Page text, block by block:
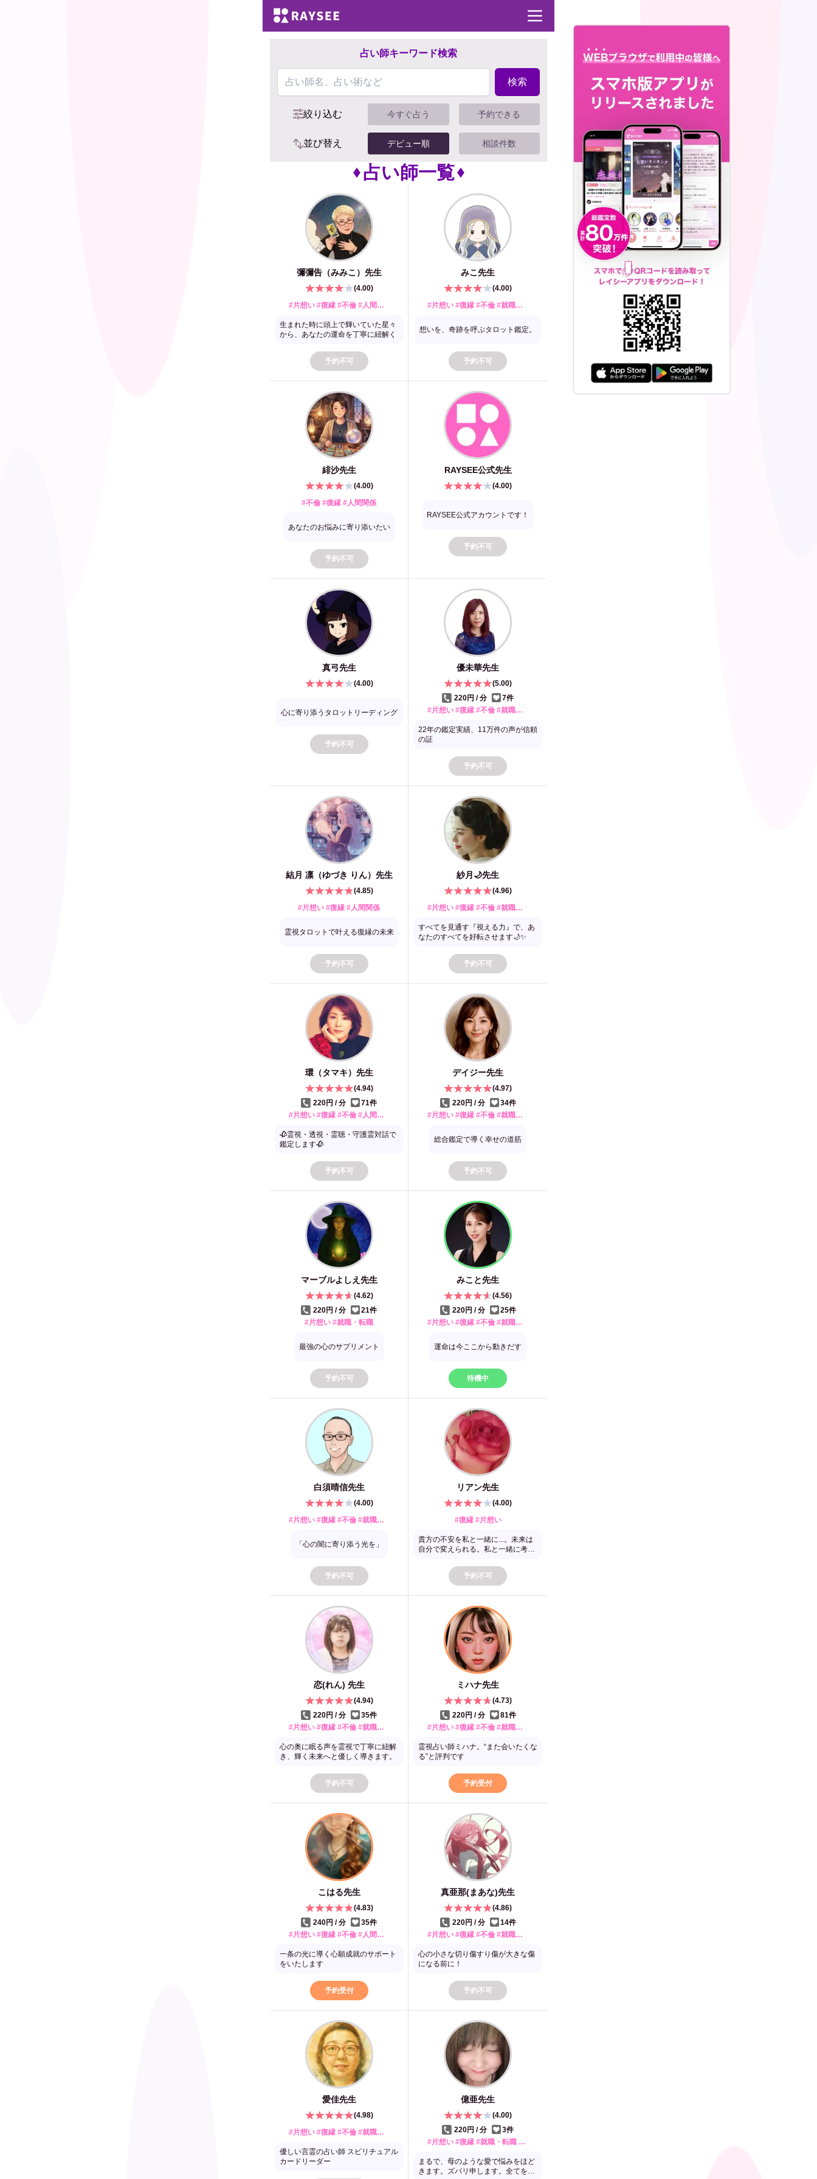
占い師キーワード検索
検索
絞り込む 今すぐ占う 予約できる
並び替え デビュー順 相談件数
占い師一覧
彌彌告（みみこ） 先生
(4.00)
#片想い #復縁 #不倫 #人間関係 #婚期 #開運・金運 #健康
生まれた時に頭上で輝いていた星々
から、あなたの運命を丁寧に紐解く
予約不可
みこ先生
(4.00)
#片想い #復縁 #不倫 #就職・転職 #人間関係 #トラウマ #健康 #開運・金運
想いを、奇跡を呼ぶタロット鑑定。
予約不可
緋沙先生
(4.00)
#不倫 #復縁 #人間関係
あなたのお悩みに寄り添いたい
予約不可
RAYSEE公式先生
(4.00)
RAYSEE公式アカウントです！
予約不可
真弓先生
(4.00)
心に寄り添うタロットリーディング
予約不可
優未華先生
(5.00)
220円 / 分
7件
#片想い #復縁 #不倫 #就職・転職 #人間関係 #婚期 #開運・金運
22年の鑑定実績、11万件の声が信頼
の証
予約不可
結月 凛（ゆづき りん） 先生
(4.85)
#片想い #復縁 #人間関係
霊視タロットで叶える復縁の未来
予約不可
紗月🌙先生
(4.96)
#片想い #復縁 #不倫 #就職・転職 #人間関係 #婚期 #健康 #トラウマ #開運・金運
すべてを見通す『視える力』で、あ
なたのすべてを好転させます🌙✨️
予約不可
環（タマキ） 先生
(4.94)
220円 / 分
71件
#片想い #復縁 #不倫 #人間関係 #就職・転職 #トラウマ
🥀霊視・透視・霊聴・守護霊対話で
鑑定します🥀
予約不可
デイジー先生
(4.97)
220円 / 分
34件
#片想い #復縁 #不倫 #就職・転職 #人間関係 #婚期 #開運・金運
総合鑑定で導く幸せの道筋
予約不可
マーブルよしえ 先生
(4.62)
220円 / 分
21件
#片想い #就職・転職
最強の心のサプリメント
予約不可
みこと先生
(4.56)
220円 / 分
25件
#片想い #復縁 #不倫 #就職・転職 #人間関係 #婚期 #健康 #トラウマ #開運・金運
運命は今ここから動きだす
待機中
白須晴信先生
(4.00)
#片想い #復縁 #不倫 #就職・転職 #人間関係 #婚期 #トラウマ #開運・金運
「心の闇に寄り添う光を」
予約不可
リアン先生
(4.00)
#復縁 #片想い
貴方の不安を私と一緒に...。未来は
自分で変えられる。私と一緒に考え
予約不可
恋(れん) 先生
(4.94)
220円 / 分
35件
#片想い #復縁 #不倫 #就職・転職 #人間関係 #婚期 #健康 #トラウマ #開運・金運
心の奥に眠る声を霊視で丁寧に紐解
き、輝く未来へと優しく導きます。
予約不可
ミハナ先生
(4.73)
220円 / 分
81件
#片想い #復縁 #不倫 #就職・転職 #人間関係 #トラウマ
霊視占い師ミハナ。“また会いたくな
る”と評判です
予約受付
こはる先生
(4.83)
240円 / 分
35件
#片想い #復縁 #不倫 #人間関係 #トラウマ
一条の光に導く心願成就のサポート
をいたします
予約受付
真亜那(まあな)先生
(4.86)
220円 / 分
14件
#片想い #復縁 #不倫 #就職・転職 #人間関係 #婚期 #健康
心の小さな切り傷すり傷が大きな傷
になる前に！
予約不可
愛佳先生
(4.98)
#片想い #復縁 #不倫 #就職・転職 #人間関係 #健康 #トラウマ
優しい言霊の占い師 スピリチュアル
カードリーダー
億亜先生
(4.00)
220円 / 分
3件
#片想い #復縁 #就職・転職 #人間関係 #婚期
まるで、母のような愛で悩みをほど
きます。ズバリ申します。全てを解